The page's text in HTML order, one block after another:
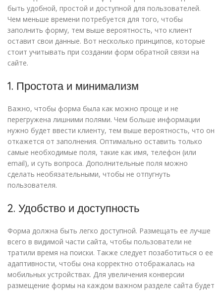
быть удобной, простой и доступной для пользователей.
Чем меньше времени потребуется для того, чтобы
заполнить форму, тем выше вероятность, что клиент
оставит свои данные. Вот несколько принципов, которые
стоит учитывать при создании форм обратной связи на
сайте.
1. Простота и минимализм
Важно, чтобы форма была как можно проще и не
перегружена лишними полями. Чем больше информации
нужно будет ввести клиенту, тем выше вероятность, что он
откажется от заполнения. Оптимально оставить только
самые необходимые поля, такие как имя, телефон (или
email), и суть вопроса. Дополнительные поля можно
сделать необязательными, чтобы не отпугнуть
пользователя.
2. Удобство и доступность
Форма должна быть легко доступной. Размещать ее лучше
всего в видимой части сайта, чтобы пользователи не
тратили время на поиски. Также следует позаботиться о ее
адаптивности, чтобы она корректно отображалась на
мобильных устройствах. Для увеличения конверсии
размещение формы на каждом важном разделе сайта будет